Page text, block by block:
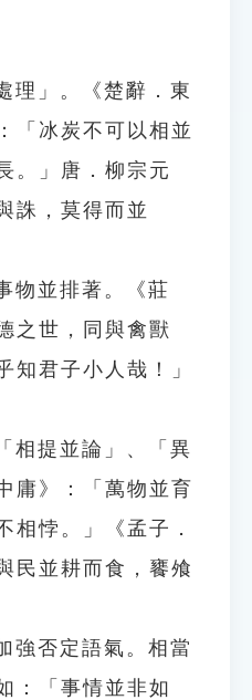
理」。《楚辭．東
「冰炭不可以相並
。」唐．柳宗元
誅，莫得而並
物並排著。《莊
之世，同與禽獸
知君子小人哉！」
相提並論」、「異
庸》：「萬物並育
相悖。」《孟子．
民並耕而食，饔飧
強否定語氣。相當
：「事情並非如